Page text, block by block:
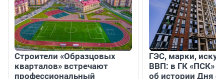
Строители «Образцовых
кварталов» встречают
профессиональный
ГЭС, марки,
ВВП: в ГК «ПСК»
об истории Дня